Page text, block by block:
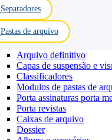
Separadores
Pastas de arquivo
Arquivo definitivo
Capas de suspensão e
Classificadores
Modulos de pastas de
Porta assinaturas porta
Porta revistas
Caixas de arquivo
Dossier